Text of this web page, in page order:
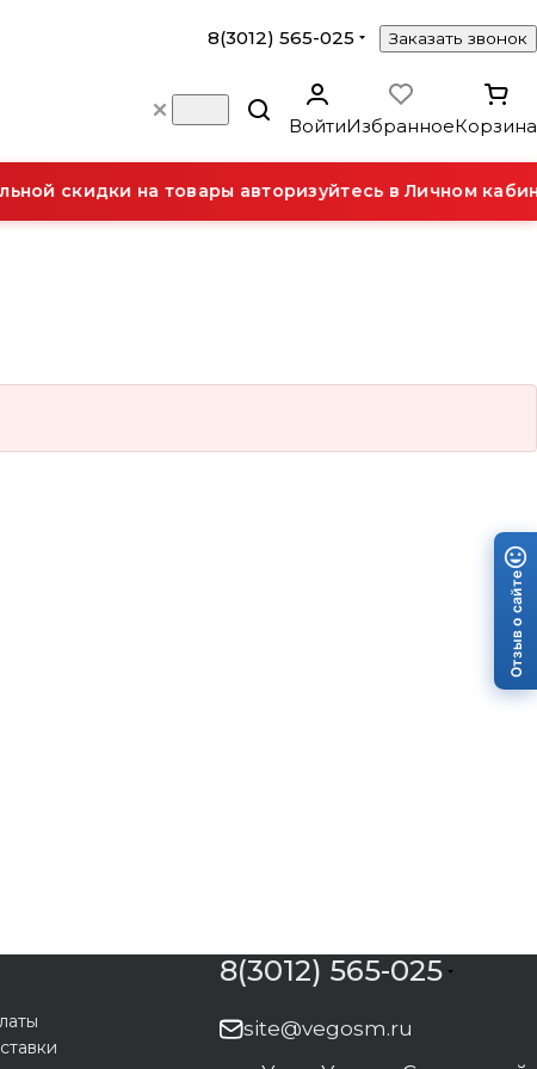
8(3012) 565-025 Заказать звонок
ВойтиИзбранноеКорзина
скидки на товары авторизуйтесь в Личном
8(3012) 565-025
site@vegosm.ru
Отзыв о сайте